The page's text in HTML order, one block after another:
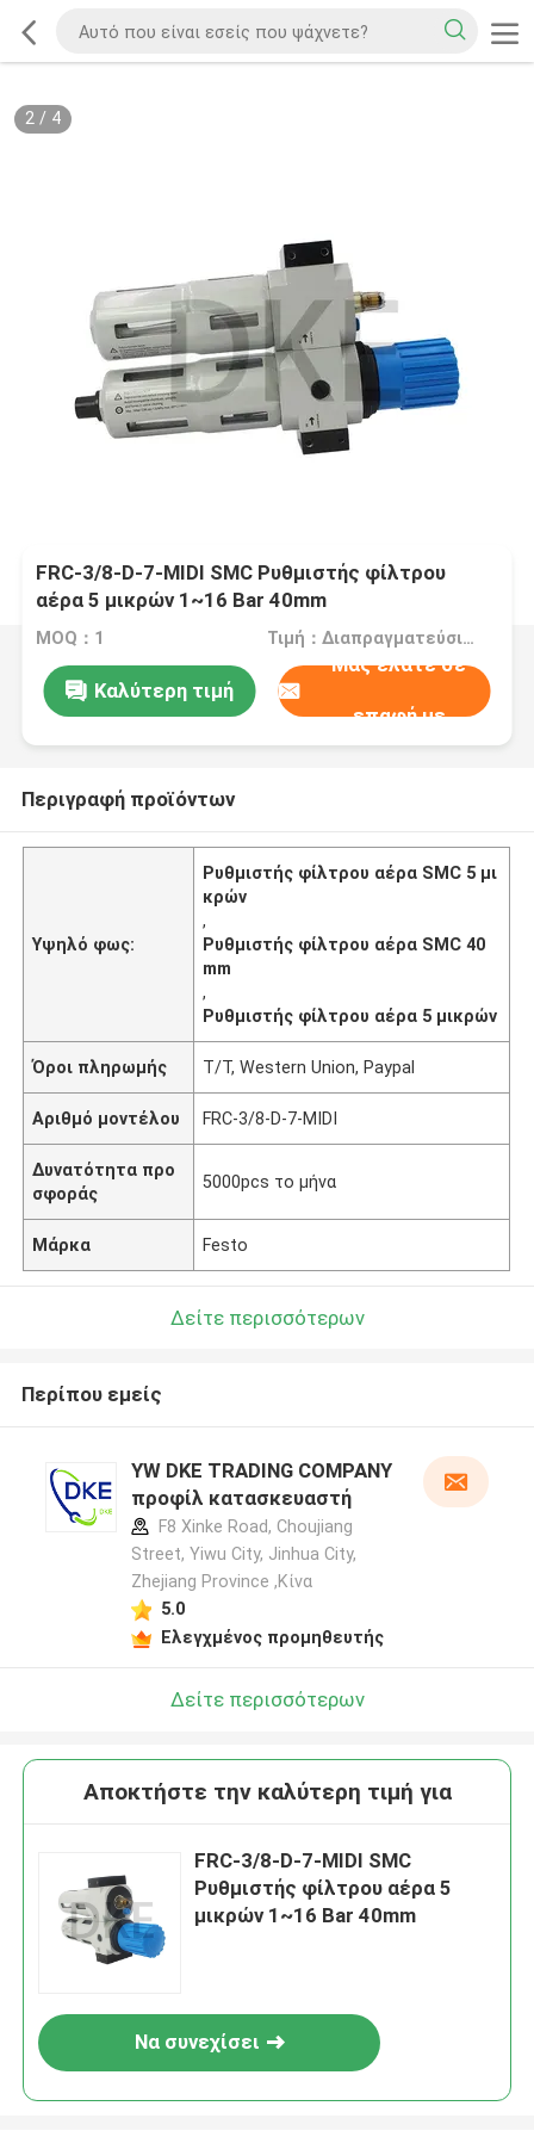
2/ 4
FRC-3/8-D-7-MIDI SMC Ρυθμιστής φίλτρου
αέρα 5 μικρών 1~16 Bar 40mm
MOQ：1 Τιμή：Διαπραγματεύσιμα
Καλύτερη τιμή
Μας ελάτε σε
επαφή με
Περιγραφή προϊόντων
Υψηλό φως:
Ρυθμιστής φίλτρου αέρα SMC 5 μι
κρών
,
Ρυθμιστής φίλτρου αέρα SMC 40
mm
,
Ρυθμιστής φίλτρου αέρα 5 μικρών
Όροι πληρωμής Τ/Τ, Western Union, Paypal
Αριθμό μοντέλου FRC-3/8-D-7-MIDI
Δυνατότητα προ
σφοράς
5000pcs το μήνα
Μάρκα Festo
Δείτε περισσότερων
Περίπου εμείς
YW DKE TRADING COMPANY
προφίλ κατασκευαστή
F8 Xinke Road, Choujiang
Street, Yiwu City, Jinhua City,
Zhejiang Province ,Κίνα
5.0
Ελεγχμένος προμηθευτής
Δείτε περισσότερων
Αποκτήστε την καλύτερη τιμή για
FRC-3/8-D-7-MIDI SMC
Ρυθμιστής φίλτρου αέρα 5
μικρών 1~16 Bar 40mm
Να συνεχίσει